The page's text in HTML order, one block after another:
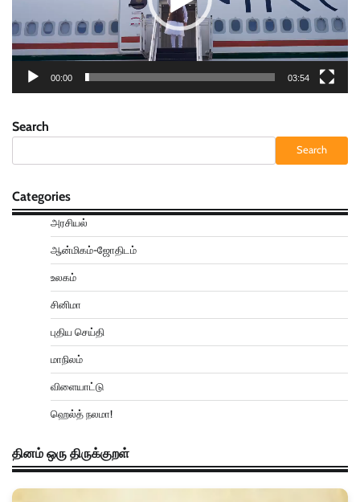
00:00 03:54
Search
Search
Categories
அரசியல்
ஆன்மிகம்-ஜோதிடம்
உலகம்
சினிமா
புதிய செய்தி
மாநிலம்
விளையாட்டு
ஹெல்த் நலமா!
தினம் ஒரு திருக்குறள்